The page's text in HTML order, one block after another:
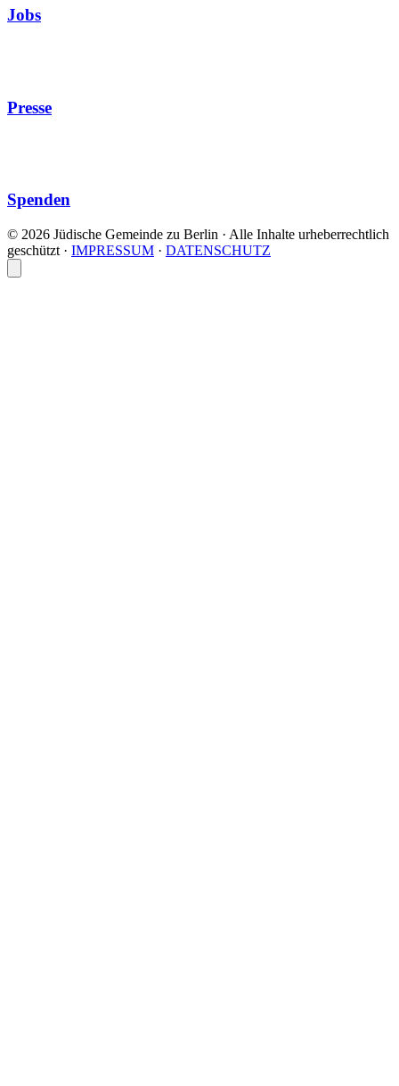
Jobs
Presse
Spenden
© 2026 Jüdische Gemeinde zu Berlin · Alle Inhalte urheberrechtlich
geschützt · IMPRESSUM · DATENSCHUTZ